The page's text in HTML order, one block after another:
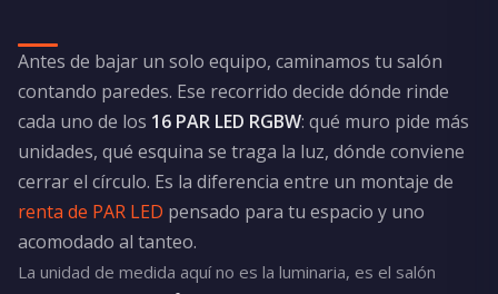
Antes de bajar un solo equipo, caminamos tu salón
contando paredes. Ese recorrido decide dónde rinde
cada uno de los 16 PAR LED RGBW: qué muro pide más
unidades, qué esquina se traga la luz, dónde conviene
cerrar el círculo. Es la diferencia entre un montaje de
renta de PAR LED pensado para tu espacio y uno
acomodado al tanteo.
La unidad de medida aquí no es la luminaria, es el salón